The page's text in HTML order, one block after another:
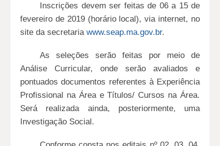
Inscrições devem ser feitas de 06 a 15 de
fevereiro de 2019 (horário local), via internet, no
site da secretaria www.seap.ma.gov.br.
As seleções serão feitas por meio de
Análise Curricular, onde serão avaliados e
pontuados documentos referentes à Experiência
Profissional na Área e Títulos/ Cursos na Área.
Será realizada ainda, posteriormente, uma
Investigação Social.